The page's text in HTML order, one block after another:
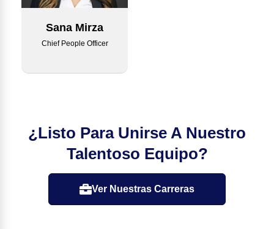
Sana Mirza
Chief People Officer
¿Listo Para Unirse A Nuestro
Talentoso Equipo?
Ver Nuestras Carreras